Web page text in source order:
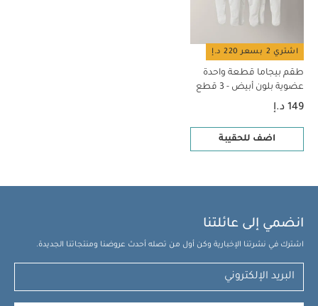
اشتري 2 بسعر 220 د.إ
طقم بيجاما قطعة واحدة
عضوية بلون أبيض - 3 قطع
149 د.إ
اضف للحقيبة
انضمي إلى عائلتنا
اشترك في نشرتنا الإخبارية وكن أول من تصله أحدث عروضنا ومنتجاتنا الجديدة.